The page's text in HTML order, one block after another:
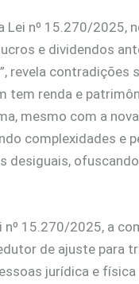
Lei nº 15.270/2025,
e dividendos
revela contradições
tem renda e
mesmo com a
complexidades e
desiguais,
nº 15.270/2025, a
de ajuste para
jurídica e física